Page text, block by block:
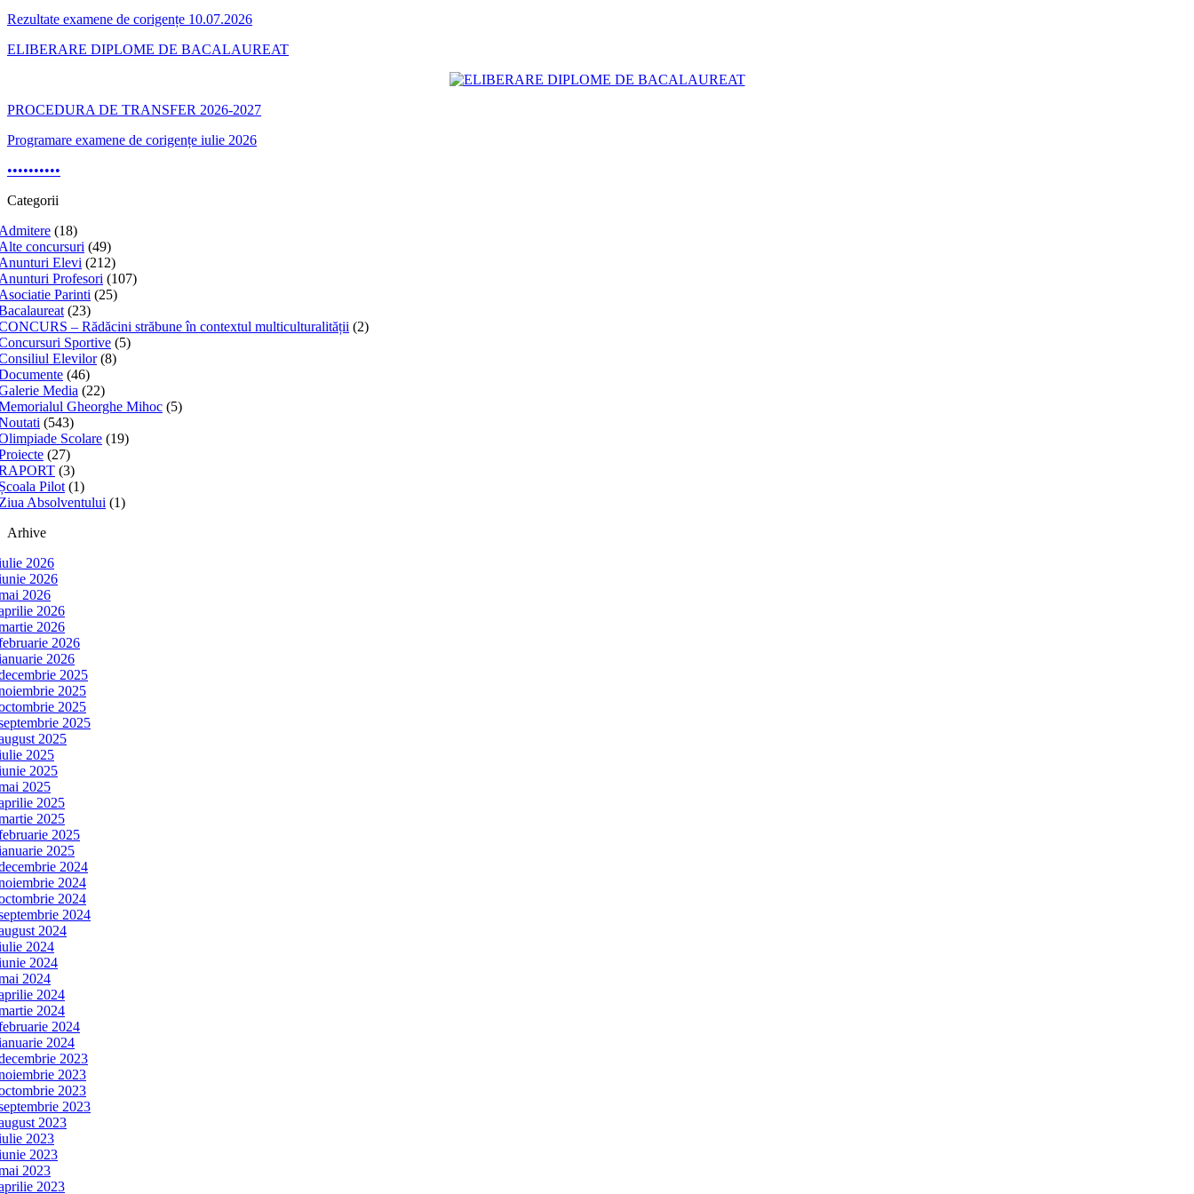
Rezultate examene de corigențe 10.07.2026
ELIBERARE DIPLOME DE BACALAUREAT
PROCEDURA DE TRANSFER 2026-2027
Programare examene de corigențe iulie 2026
••••••••••
Categorii
(18)
concursuri (49)
Elevi (212)
Profesori (107)
Parinti (25)
(23)
– Rădăcini străbune în contextul multiculturalității (2)
Sportive (5)
Elevilor(8)
(46)
Media (22)
Gheorghe Mihoc (5)
(543)
Scolare (19)
(27)
(3)
Pilot (1)
Absolventului (1)
Arhive
2026
2026
2026
2026
2026
2026
2026
2025
2025
2025
2025
2025
2025
2025
2025
2025
2025
2025
2025
2024
2024
2024
2024
2024
2024
2024
2024
2024
2024
2024
2024
2023
2023
2023
2023
2023
2023
2023
2023
2023